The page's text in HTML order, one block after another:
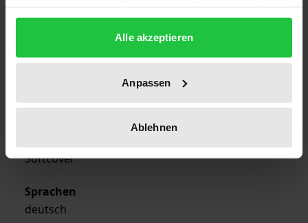
gesammelt haben.
Alle akzeptieren
Anpassen
Ablehnen
Erscheinungsjahr
1985
Nomos
Softcover
Sprachen
deutsch